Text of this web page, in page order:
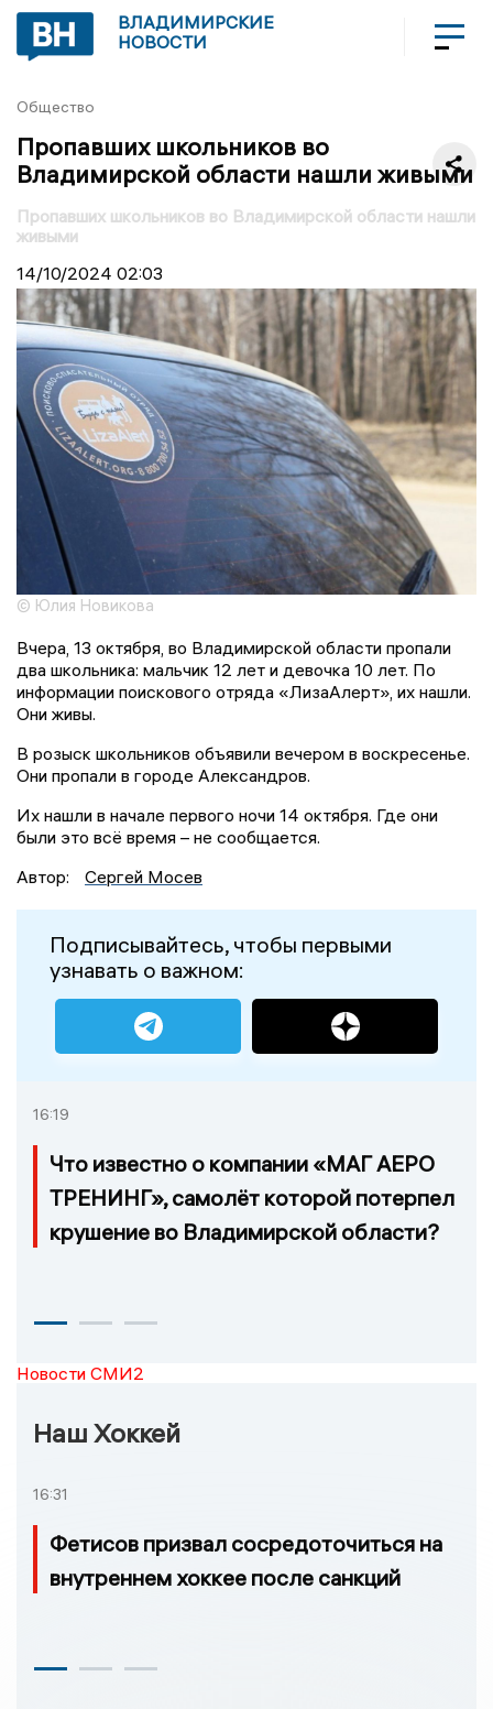
ВЛАДИМИРСКИЕ
НОВОСТИ
Общество
Пропавших школьников во
Владимирской области нашли живыми
Пропавших школьников во Владимирской области нашли
живыми
14/10/2024 02:03
© Юлия Новикова
Вчера, 13 октября, во Владимирской области пропали
два школьника: мальчик 12 лет и девочка 10 лет. По
информации поискового отряда «ЛизаАлерт», их нашли.
Они живы.
В розыск школьников объявили вечером в воскресенье.
Они пропали в городе Александров.
Их нашли в начале первого ночи 14 октября. Где они
были это всё время – не сообщается.
Автор:
Сергей Мосев
Подписывайтесь, чтобы первыми
узнавать о важном:
16:19
Что известно о компании «МАГ АЕРО
ТРЕНИНГ», самолёт которой потерпел
крушение во Владимирской области?
Новости СМИ2
Наш Хоккей
16:31
Фетисов призвал сосредоточиться на
внутреннем хоккее после санкций